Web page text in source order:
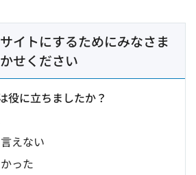
イトにするためにみなさま
せください
役に立ちましたか？
えない
った